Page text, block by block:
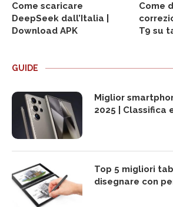
Come scaricare
DeepSeek dall’Italia |
Download APK
Come
T9 su
GUIDE
Miglior
2025 | Classifica
Top 5 migliori
disegnare con